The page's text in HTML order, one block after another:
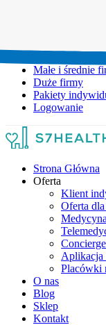
Małe i średnie
Duże firmy
Pakiety
Logowanie
Strona Główna
Oferta
Klient
Oferta
Aplikacja
Placówki
O nas
Blog
Sklep
Kontakt